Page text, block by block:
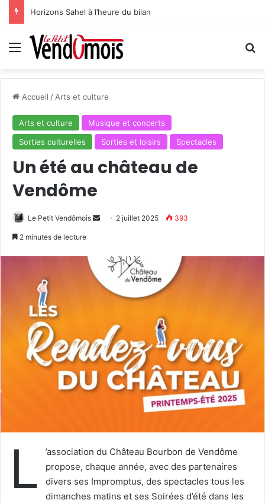
Horizons Sahel à l’heure du bilan
Menu
Accueil / Arts et culture
Arts et culture
Musique et concerts
Sorties culturelles
Sorties et loisirs Spectacles
Un été au château de
Vendôme
Le Petit Vendômois
e
c
o
e
2 juillet 2025 393
2 minutes de lecture
L
’association du Château Bourbon de Vendôme
propose, chaque année, avec des partenaires
divers ses Impromptus, des spectacles tous les
dimanches matins et ses Soirées d’été dans les